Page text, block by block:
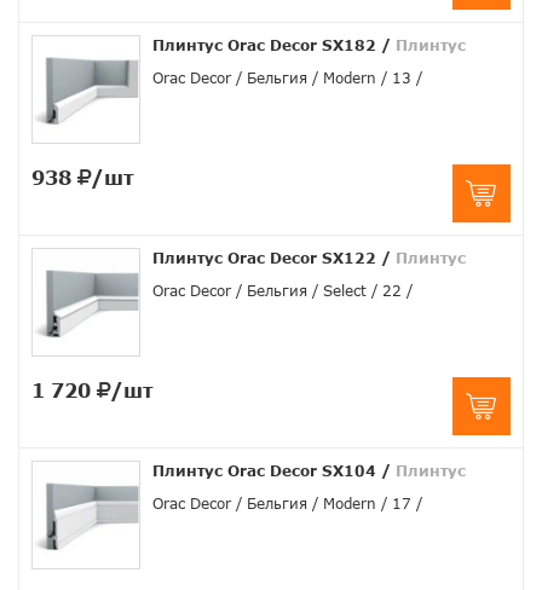
Плинтус Orac Decor SX182 / Плинтус
Orac Decor
Бельгия Modern 13
938 /шт
Плинтус Orac Decor SX122 / Плинтус
Orac Decor
Бельгия Select 22
1 720 /шт
Плинтус Orac Decor SX104 / Плинтус
Orac Decor
Бельгия Modern 17